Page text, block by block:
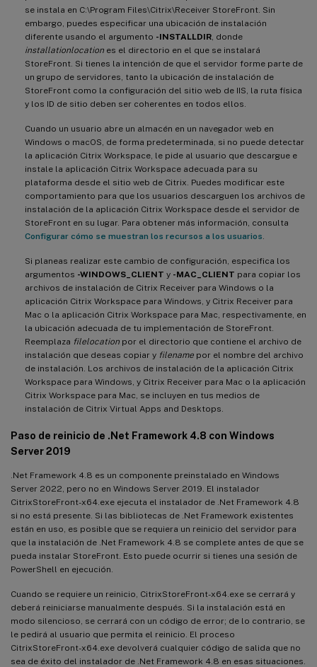
se instala en C:\Program Files\Citrix\Receiver StoreFront. Sin
embargo, puedes especificar una ubicación de instalación
diferente usando el argumento -INSTALLDIR , donde
installationlocation es el directorio en el que se instalará
StoreFront. Si tienes la intención de que el servidor forme parte de
un grupo de servidores, tanto la ubicación de instalación de
StoreFront como la configuración del sitio web de IIS, la ruta física
y los ID de sitio deben ser coherentes en todos ellos.
Cuando un usuario abre un almacén en un navegador web en
Windows o macOS, de forma predeterminada, si no puede detectar
la aplicación Citrix Workspace, le pide al usuario que descargue e
instale la aplicación Citrix Workspace adecuada para su
plataforma desde el sitio web de Citrix. Puedes modificar este
comportamiento para que los usuarios descarguen los archivos de
instalación de la aplicación Citrix Workspace desde el servidor de
StoreFront en su lugar. Para obtener más información, consulta
Configurar cómo se muestran los recursos a los usuarios
Si planeas realizar este cambio de configuración, especifica los
argumentos -WINDOWS_CLIENT y -MAC_CLIENT para copiar los
archivos de instalación de Citrix Receiver para Windows o la
aplicación Citrix Workspace para Windows, y Citrix Receiver para
Mac o la aplicación Citrix Workspace para Mac, respectivamente, en
la ubicación adecuada de tu implementación de StoreFront.
Reemplaza filelocation por el directorio que contiene el archivo de
instalación que deseas copiar y filename por el nombre del archivo
de instalación. Los archivos de instalación de la aplicación Citrix
Workspace para Windows, y Citrix Receiver para Mac o la aplicación
Citrix Workspace para Mac, se incluyen en tus medios de
instalación de Citrix Virtual Apps and Desktops.
Paso de reinicio de .Net Framework 4.8 con Windows
Server 2019
.Net Framework 4.8 es un componente preinstalado en Windows
Server 2022, pero no en Windows Server 2019. El instalador
CitrixStoreFront-x64.exe ejecuta el instalador de .Net Framework 4.8
si no está presente. Si las bibliotecas de .Net Framework existentes
están en uso, es posible que se requiera un reinicio del servidor para
que la instalación de .Net Framework 4.8 se complete antes de que se
pueda instalar StoreFront. Esto puede ocurrir si tienes una sesión de
PowerShell en ejecución.
Cuando se requiere un reinicio, CitrixStoreFront-x64.exe se cerrará y
deberá reiniciarse manualmente después. Si la instalación está en
modo silencioso, se cerrará con un código de error; de lo contrario, se
le pedirá al usuario que permita el reinicio. El proceso
CitrixStoreFront-x64.exe devolverá cualquier código de salida que no
sea de éxito del instalador de .Net Framework 4.8 en esas situaciones.